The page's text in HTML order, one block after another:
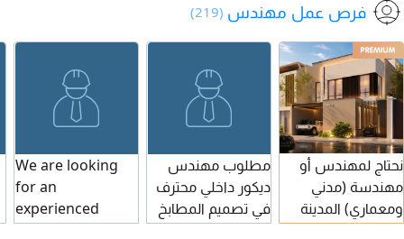
فرص عمل مهندس (219)
نحتاج لمهندس أو
مهندسة (مدني
ومعماري) المدينة
دبي لديه سابقة في
مطلوب مهندس
ديكور داخلي محترف
في تصميم المطابخ
والخزائن وخبرة لا
We are looking
for an
experienced
Electrician to join